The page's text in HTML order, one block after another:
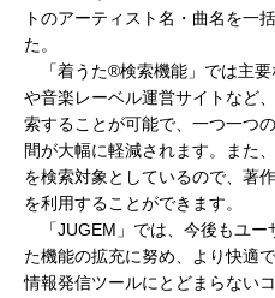
トのアーティスト名・曲名を一
た。
「着うた®検索機能」では主要
や音楽レーベル運営サイトなど
索することが可能で、一つ一つ
間が大幅に軽減されます。また
を検索対象としているので、著
を利用することができます。
「JUGEM」では、今後もユー
た機能の拡充に努め、より快適
情報発信ツールにとどまらない